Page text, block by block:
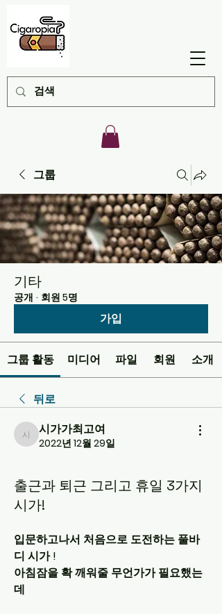
그룹
기타
공개 · 회원 5명
가입
그룹 활동 미디어 파일 회원 소개
뒤로
시가가최고여
시가가최고여
2022년 12월 29일
출근과 퇴근 그리고 휴일 3가지
시가!
입문하고나서 처음으로 도전하는 풀바
디 시가 !
아침잠을 확 깨워줄 무언가가 필요했는
데